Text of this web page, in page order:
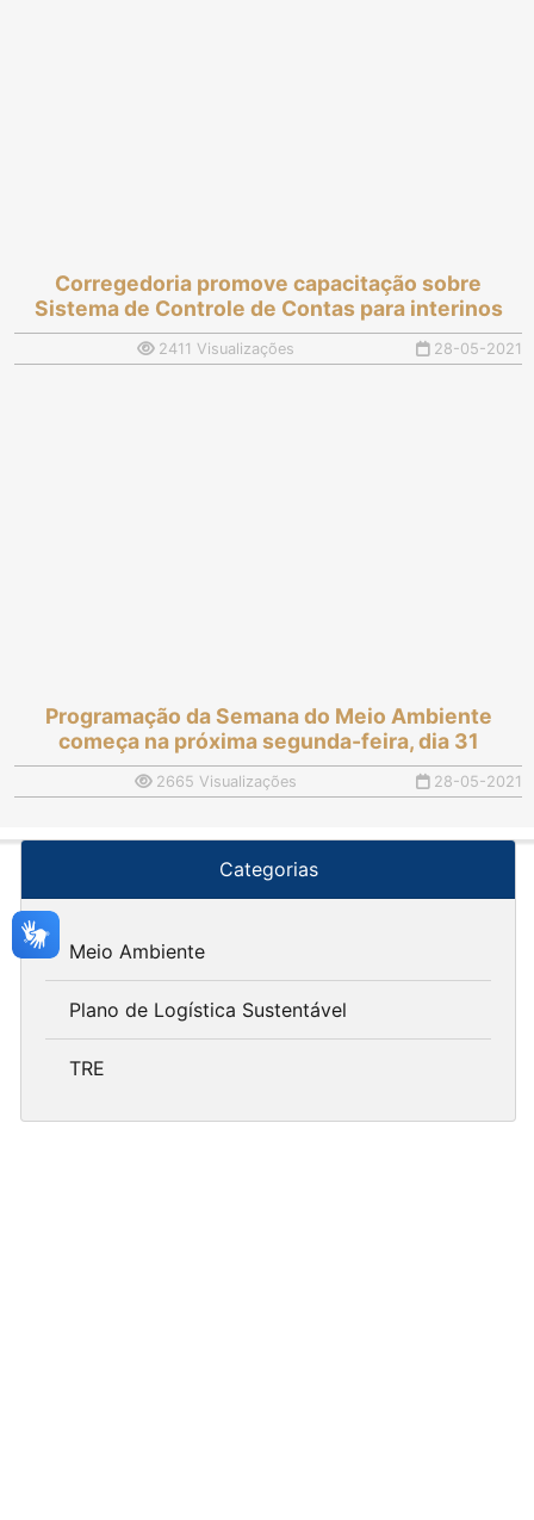
Corregedoria promove capacitação sobre
Sistema de Controle de Contas para interinos
2411 Visualizações 28-05-2021
Programação da Semana do Meio Ambiente
começa na próxima segunda-feira, dia 31
2665 Visualizações 28-05-2021
Categorias
Meio Ambiente
Plano de Logística Sustentável
TRE